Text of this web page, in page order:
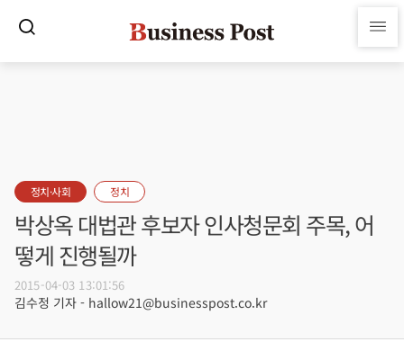
정치·사회 정치
박상옥 대법관 후보자 인사청문회 주목, 어
떻게 진행될까
2015-04-03 13:01:56
김수정 기자 - hallow21@businesspost.co.kr